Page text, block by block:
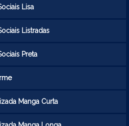
Lisa
Listradas
Preta
Manga Curta